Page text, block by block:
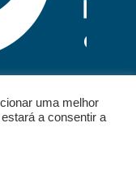
uma melhor
a consentir a